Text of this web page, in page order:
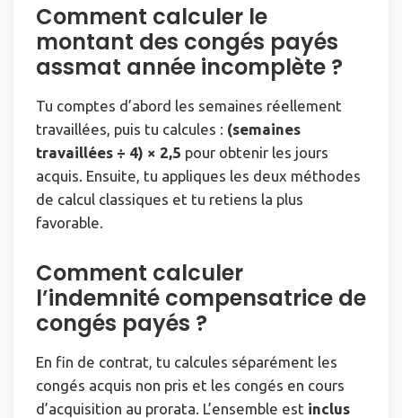
Comment calculer le
montant des congés payés
assmat année incomplète ?
Tu comptes d’abord les semaines réellement
travaillées, puis tu calcules : (semaines
travaillées ÷ 4) × 2,5 pour obtenir les jours
acquis. Ensuite, tu appliques les deux méthodes
de calcul classiques et tu retiens la plus
favorable.
Comment calculer
l’indemnité compensatrice de
congés payés ?
En fin de contrat, tu calcules séparément les
congés acquis non pris et les congés en cours
d’acquisition au prorata. L’ensemble est inclus